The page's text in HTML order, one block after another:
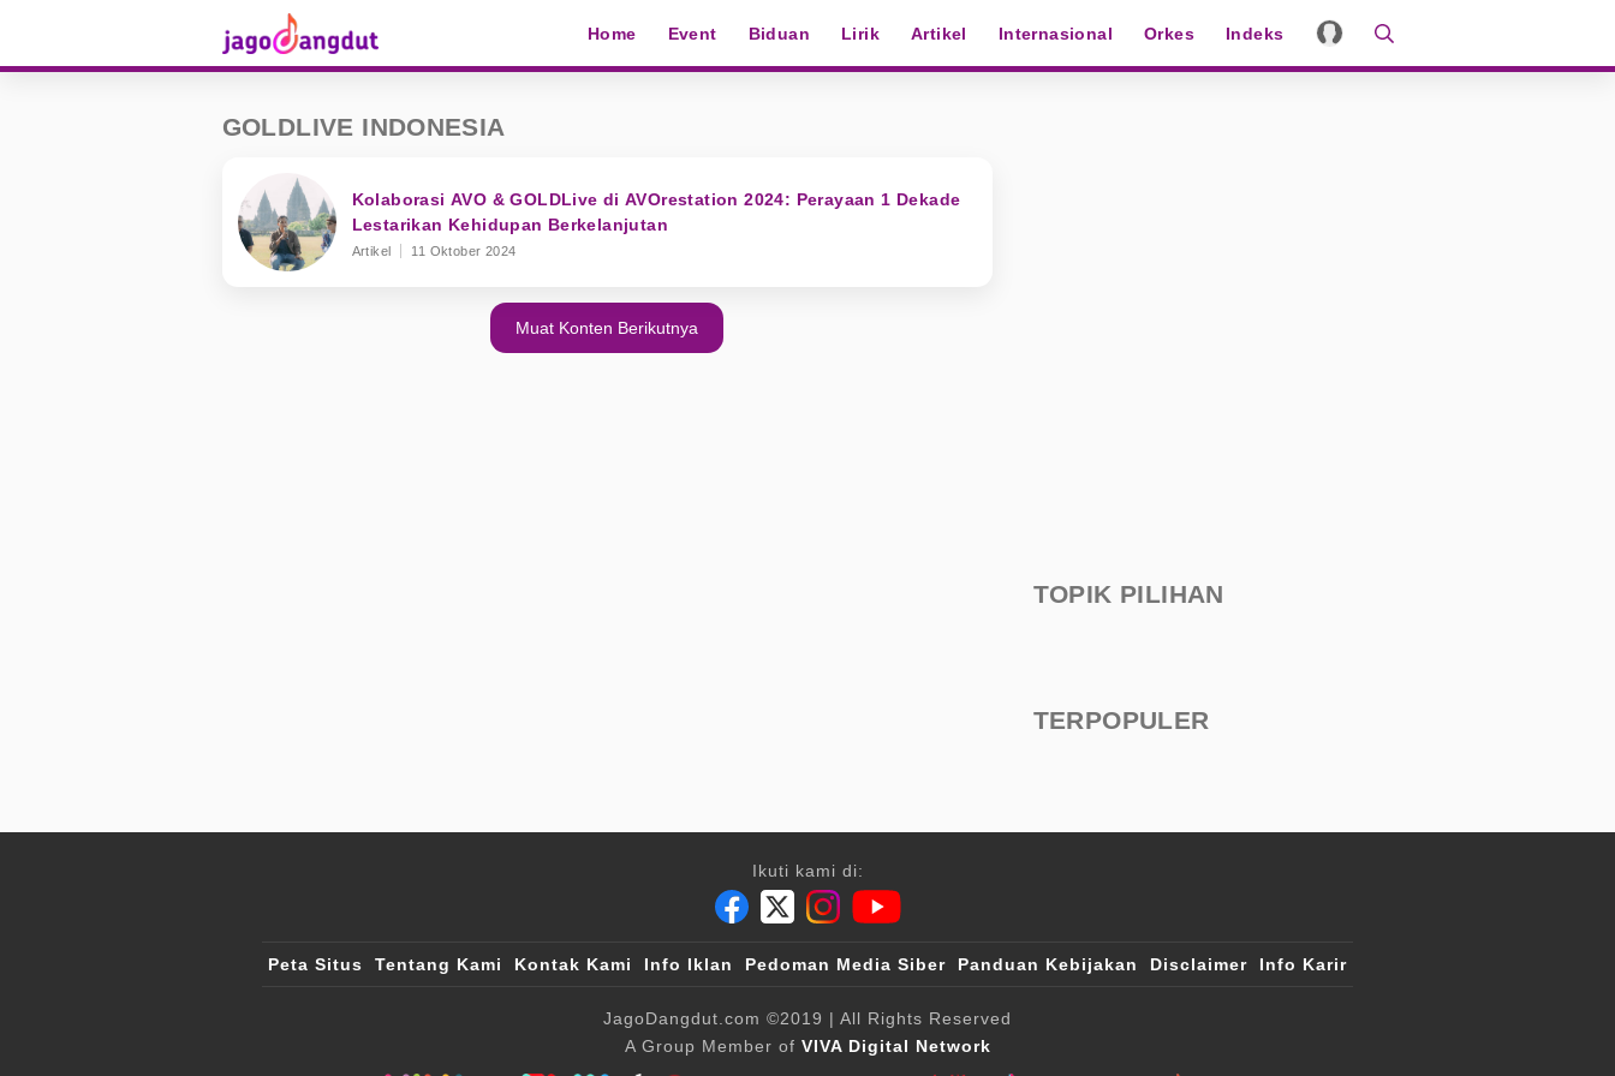
Home Event Biduan Lirik Artikel Internasional Orkes Indeks
GOLDLIVE INDONESIA
Kolaborasi AVO & GOLDLive di AVOrestation 2024: Perayaan 1 Dekade
Lestarikan Kehidupan Berkelanjutan
Artikel 11 Oktober 2024
Muat Konten Berikutnya
TOPIK PILIHAN
TERPOPULER
Ikuti kami di:
Peta Situs Tentang Kami Kontak Kami Info Iklan Pedoman Media Siber Panduan Kebijakan Disclaimer Info Karir
JagoDangdut.com ©2019 | All Rights Reserved
A Group Member of VIVA Digital Network